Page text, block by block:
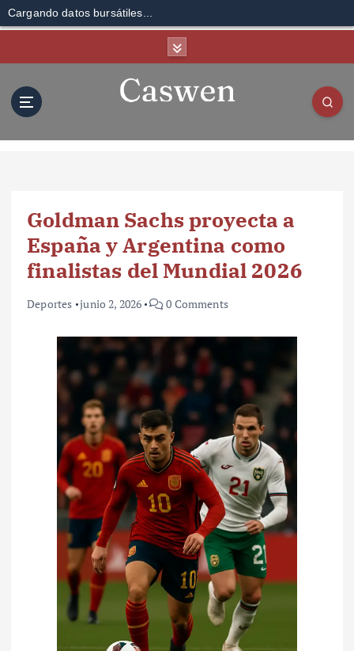
Cargando datos bursátiles...
Goldman Sachs proyecta a
España y Argentina como
finalistas del Mundial 2026
Deportes junio 2, 2026 0 Comments